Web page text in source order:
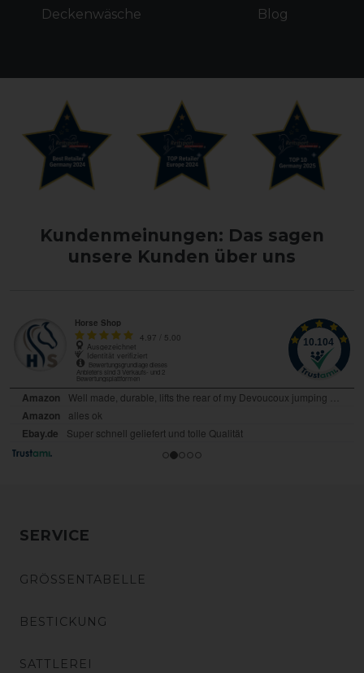
Deckenwäsche Blog
Kundenmeinungen: Das sagen
unsere Kunden über uns
SERVICE
GRÖSSENTABELLE
BESTICKUNG
SATTLEREI